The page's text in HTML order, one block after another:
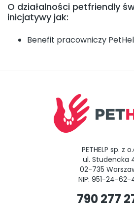
O działalności petfriendly
inicjatywy jak:
Benefit pracowniczy
PETHELP sp. z
ul. Studencka
02-735
NIP: 951-24-62-
790 277